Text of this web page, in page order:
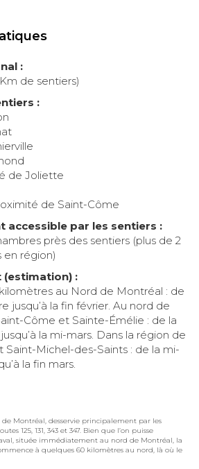
:
de sentiers)
:
de Joliette
de Saint-Côme
accessible par les sentiers :
près des sentiers (plus de 2
région)
(estimation) :
au Nord de Montréal : de
jusqu’à la fin février. Au nord de
Côme et Sainte-Émélie : de la
la mi-mars. Dans la région de
Saint-Michel-des-Saints : de la mi-
la fin mars.
Montréal, desservie principalement par les
125, 131, 343 et 347. Bien que l’on puisse
située immédiatement au nord de Montréal, la
à quelques 60 kilomètres au nord, là où le